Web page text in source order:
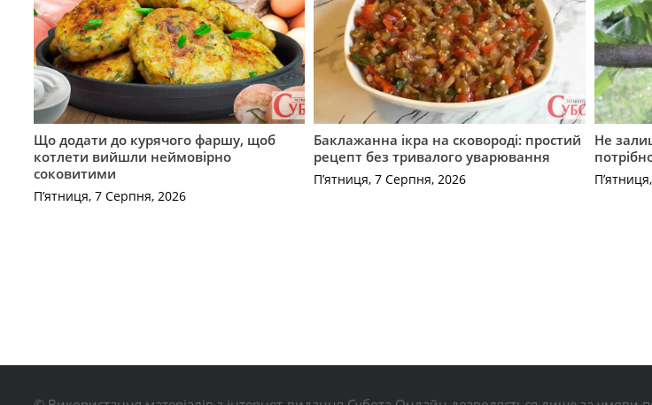
Що додати до курячого фаршу, щоб
котлети вийшли неймовірно
соковитими
П’ятниця, 7 Серпня, 2026
Баклажанна ікра на сковороді: простий
рецепт без тривалого уварювання
П’ятниця, 7 Серпня, 2026
Не